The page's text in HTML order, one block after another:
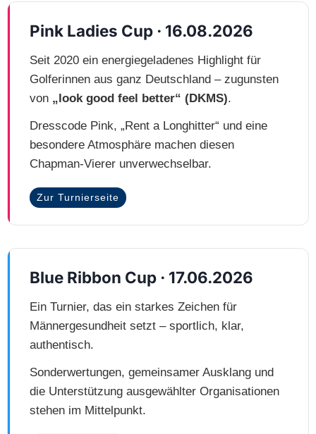
Pink Ladies Cup · 16.08.2026
Seit 2020 ein energiegeladenes Highlight für
Golferinnen aus ganz Deutschland – zugunsten
von „look good feel better“ (DKMS).
Dresscode Pink, „Rent a Longhitter“ und eine
besondere Atmosphäre machen diesen
Chapman‑Vierer unverwechselbar.
Zur Turnierseite
Blue Ribbon Cup · 17.06.2026
Ein Turnier, das ein starkes Zeichen für
Männergesundheit setzt – sportlich, klar,
authentisch.
Sonderwertungen, gemeinsamer Ausklang und
die Unterstützung ausgewählter Organisationen
stehen im Mittelpunkt.